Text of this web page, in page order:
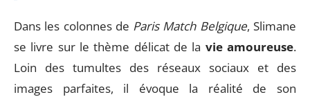
Dans les colonnes de Paris Match Belgique, Slimane
se livre sur le thème délicat de la vie amoureuse.
Loin des tumultes des réseaux sociaux et des
images parfaites, il évoque la réalité de son